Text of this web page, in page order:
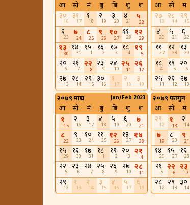
आ सो मं बु बि शु श
३०
16
३१
17
१
18
२
19
३
20
४
21
५
22
६
23
७
24
८
25
९
26
१०
27
११
28
१२
29
१३
30
१४
31
१५
1
१६
2
१७
3
१८
4
१९
5
२०
6
२१
7
२२
8
२३
9
२४
10
२५
11
२६
12
२७
13
२८
14
२९
15
३०
16
१
17
२
18
३
19
आ सो मं
२७
13
२८
14
२९
15
४
20
५
21
६
22
११
27
१२
28
१३
29
१८
4
१९
5
२०
6
२५
11
२६
12
२७
13
२०७९ माघ Jan/Feb 2023
आ सो मं बु बि शु श
१
15
२
16
३
17
४
18
५
19
६
20
७
21
८
22
९
23
१०
24
११
25
१२
26
१३
27
१४
28
१५
29
१६
30
१७
31
१८
1
१९
2
२०
3
२१
4
२२
5
२३
6
२४
7
२५
8
२६
9
२७
10
२८
11
२९
12
१
13
२
14
३
15
४
16
५
17
६
18
२०७९ फागुन
आ सो मं
२९
12
१
13
२
14
७
19
८
20
९
21
१४
26
१५
27
१६
28
२१
5
२२
6
२३
7
२८
12
२९
13
३०
14